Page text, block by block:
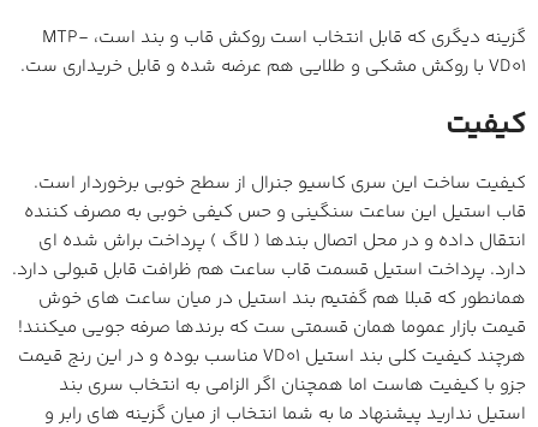
گزینه دیگری که قابل انتخاب است روکش قاب و بند است، MTP-
VD01 با روکش مشکی و طلایی هم عرضه شده و قابل خریداری ست.
کیفیت
کیفیت ساخت این سری کاسیو جنرال از سطح خوبی برخوردار است.
قاب استیل این ساعت سنگینی و حس کیفی خوبی به مصرف کننده
انتقال داده و در محل اتصال بندها ( لاگ ) پرداخت براش شده ای
دارد. پرداخت استیل قسمت قاب ساعت هم ظرافت قابل قبولی دارد.
همانطور که قبلا هم گفتیم بند استیل در میان ساعت های خوش
قیمت بازار عموما همان قسمتی ست که برندها صرفه جویی میکنند!
هرچند کیفیت کلی بند استیل VD01 مناسب بوده و در این رنج قیمت
جزو با کیفیت هاست اما همچنان اگر الزامی به انتخاب سری بند
استیل ندارید پیشنهاد ما به شما انتخاب از میان گزینه های رابر و